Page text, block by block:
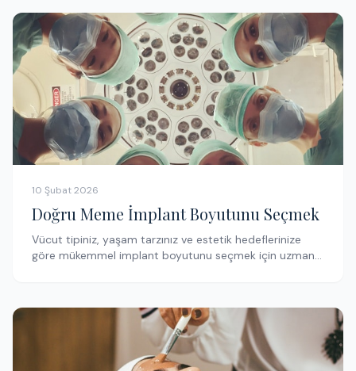
10 Şubat 2026
Doğru Meme İmplant Boyutunu Seçmek
Vücut tipiniz, yaşam tarzınız ve estetik hedeflerinize
göre mükemmel implant boyutunu seçmek için uzman